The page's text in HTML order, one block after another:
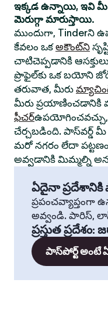
ఇక్కడ ఉన్నాయి, ఇవి మీ
మెరుగ్గా మారుస్తాయి.
ముందుగా, Tinderని
కేవలం ఒకఅకౌంట్‌ని
చాటిచెప్పడానికి
ప్రొఫైల్‌కు ఒక బయోని
తరువాత, మీరు
మీరు ప్రయాణించడానికి
ఫీచర్
చేర్చబడింది. పాస్‌వర్డ్
మరో నగరం లేదా
అవ్వడానికి మిమ్మల్ని
ఏదైనా ప్రదేశానికి
ప్రపంచవ్యాప్తంగా
అవ్వండి. పారిస్,
ప్రస్తుత ప్రదేశం:
పాస్‌పోర్ట్ అంటే